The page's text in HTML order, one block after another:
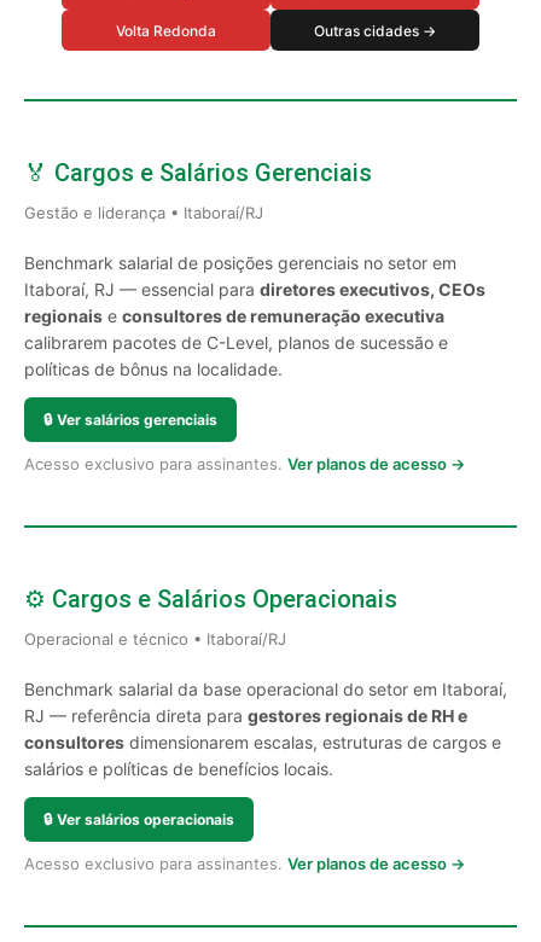
Volta Redonda Outras cidades →
🏅 Cargos e Salários Gerenciais
Gestão e liderança • Itaboraí/RJ
Benchmark salarial de posições gerenciais no setor em
Itaboraí, RJ — essencial para diretores executivos, CEOs
regionais e consultores de remuneração executiva
calibrarem pacotes de C-Level, planos de sucessão e
políticas de bônus na localidade.
🔒 Ver salários gerenciais
Acesso exclusivo para assinantes. Ver planos de acesso →
⚙️ Cargos e Salários Operacionais
Operacional e técnico • Itaboraí/RJ
Benchmark salarial da base operacional do setor em Itaboraí,
RJ — referência direta para gestores regionais de RH e
consultores dimensionarem escalas, estruturas de cargos e
salários e políticas de benefícios locais.
🔒 Ver salários operacionais
Acesso exclusivo para assinantes. Ver planos de acesso →